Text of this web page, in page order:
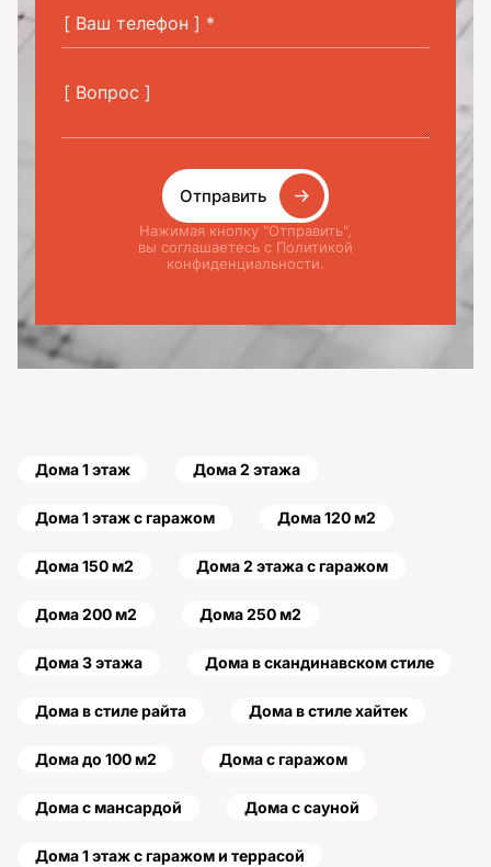
Отправить
Нажимая кнопку "Отправить",
вы соглашаетесь с Политикой
конфиденциальности.
Дома 1 этаж Дома 2 этажа
Дома 1 этаж с гаражом Дома 120 м2
Дома 150 м2 Дома 2 этажа с гаражом
Дома 200 м2 Дома 250 м2
Дома 3 этажа Дома в скандинавском стиле
Дома в стиле райта Дома в стиле хайтек
Дома до 100 м2 Дома с гаражом
Дома с мансардой Дома с сауной
Дома 1 этаж с гаражом и террасой